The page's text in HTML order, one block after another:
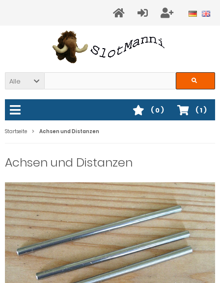
Alle
(1)
( 0)
Startseite Achsen und Distanzen
Achsen und Distanzen